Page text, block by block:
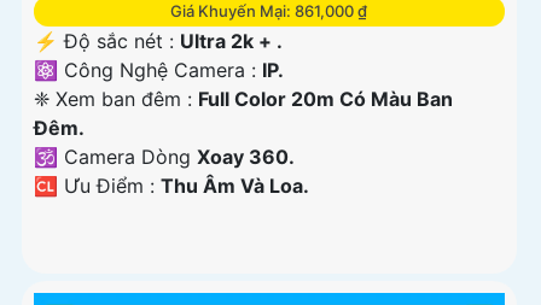
Giá Khuyến Mại: 861,000 ₫
️⚡ Độ sắc nét : Ultra 2k + .
⚛️ Công Nghệ Camera : IP.
❈ Xem ban đêm : Full Color 20m Có Màu Ban
Ðêm.
🕉️ Camera Dòng Xoay 360.
️🆑 Ưu Điểm : Thu Âm Và Loa.